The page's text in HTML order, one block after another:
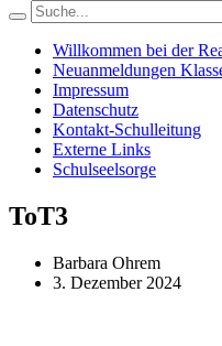
Willkommen bei der
Neuanmeldungen
Impressum
Datenschutz
Kontakt-Schulleitung
Externe Links
Schulseelsorge
ToT3
Barbara Ohrem
3. Dezember 2024